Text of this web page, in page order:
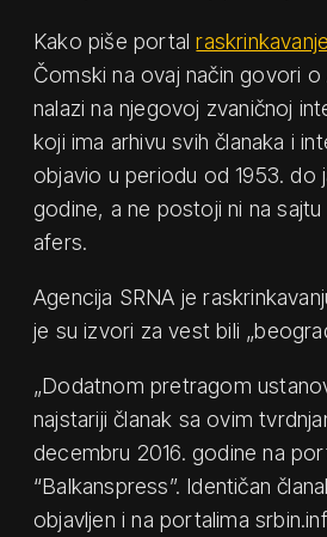
Kako piše portal
Čomski na ovaj način govori o
nalazi na njegovoj zvaničnoj
koji ima arhivu svih članaka i
objavio u periodu od 1953. do
godine, a ne postoji ni na sajtu
afers.
Agencija SRNA je
je su izvori za vest bili
„Dodatnom pretragom
najstariji članak sa ovim
decembru 2016. godine na
“Balkanspress”. Identičan
objavljen i na portalima